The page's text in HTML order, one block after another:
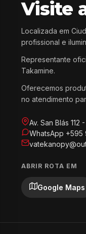
Visite
Localizada em
profissional e
Representante
Takamine.
Oferecemos
no atendimento
Av. San Blás
WhatsApp +595
ABRIR ROTA EM
Google Maps